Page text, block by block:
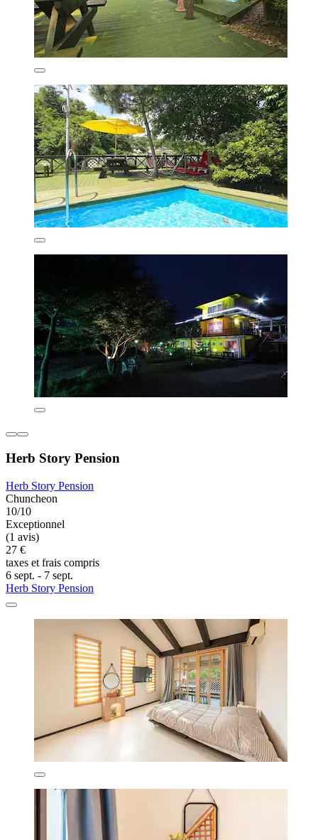
Herb Story Pension
Herb Story Pension
Chuncheon
10/10
Exceptionnel
(1 avis)
27 €
taxes et frais compris
6 sept. - 7 sept.
Herb Story Pension